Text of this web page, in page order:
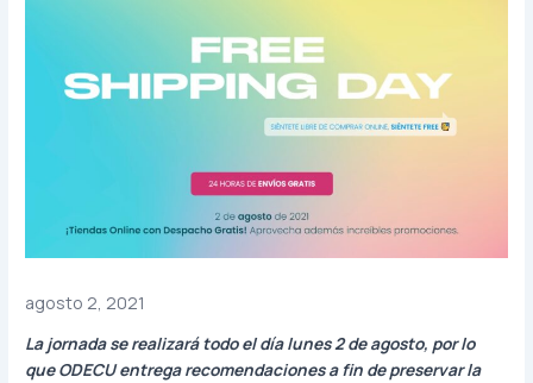
agosto 2, 2021
La jornada se realizará todo el día lunes 2 de agosto, por lo
que ODECU entrega recomendaciones a fin de preservar la